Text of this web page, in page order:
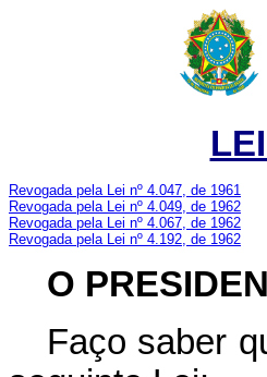
Revogada pela Lei nº 4.047, de 1961
Revogada pela Lei nº 4.049, de 1962
Revogada pela Lei nº 4.067, de 1962
Revogada pela Lei nº 4.192, de 1962
O
Faço saber